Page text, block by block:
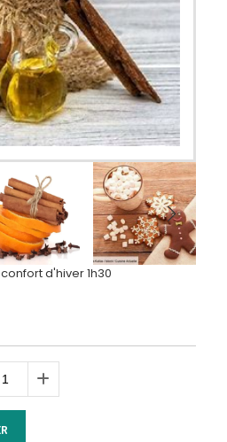
d'hiver 1h30